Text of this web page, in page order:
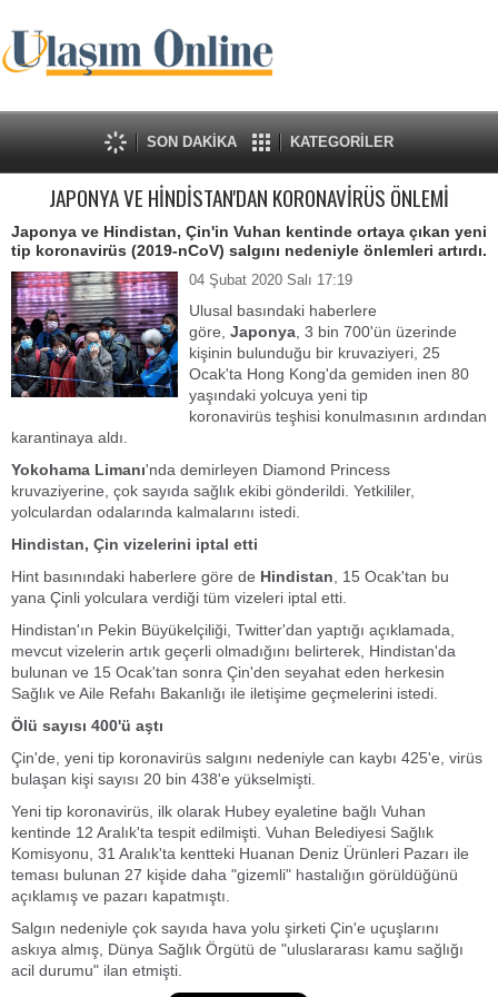
SON DAKİKA KATEGORİLER
JAPONYA VE HİNDİSTAN'DAN KORONAVİRÜS ÖNLEMİ
Japonya ve Hindistan, Çin'in Vuhan kentinde ortaya çıkan yeni
tip koronavirüs (2019-nCoV) salgını nedeniyle önlemleri artırdı.
04 Şubat 2020 Salı 17:19
Ulusal basındaki haberlere
göre, Japonya , 3 bin 700'ün üzerinde
kişinin bulunduğu bir kruvaziyeri, 25
Ocak'ta Hong Kong'da gemiden inen 80
yaşındaki yolcuya yeni tip
koronavirüs teşhisi konulmasının ardından
karantinaya aldı.
Yokohama Limanı'nda demirleyen Diamond Princess
kruvaziyerine, çok sayıda sağlık ekibi gönderildi. Yetkililer,
yolculardan odalarında kalmalarını istedi.
Hindistan, Çin vizelerini iptal etti
Hint basınındaki haberlere göre de Hindistan , 15 Ocak'tan bu
yana Çinli yolculara verdiği tüm vizeleri iptal etti.
Hindistan'ın Pekin Büyükelçiliği, Twitter'dan yaptığı açıklamada,
mevcut vizelerin artık geçerli olmadığını belirterek, Hindistan'da
bulunan ve 15 Ocak'tan sonra Çin'den seyahat eden herkesin
Sağlık ve Aile Refahı Bakanlığı ile iletişime geçmelerini istedi.
Ölü sayısı 400'ü aştı
Çin'de, yeni tip koronavirüs salgını nedeniyle can kaybı 425'e, virüs
bulaşan kişi sayısı 20 bin 438'e yükselmişti.
Yeni tip koronavirüs, ilk olarak Hubey eyaletine bağlı Vuhan
kentinde 12 Aralık'ta tespit edilmişti. Vuhan Belediyesi Sağlık
Komisyonu, 31 Aralık'ta kentteki Huanan Deniz Ürünleri Pazarı ile
teması bulunan 27 kişide daha "gizemli" hastalığın görüldüğünü
açıklamış ve pazarı kapatmıştı.
Salgın nedeniyle çok sayıda hava yolu şirketi Çin'e uçuşlarını
askıya almış, Dünya Sağlık Örgütü de "uluslararası kamu sağlığı
acil durumu" ilan etmişti.